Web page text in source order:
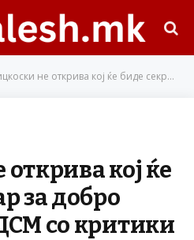
не открива кој ќе биде секретар за добро владеење, СДСМ со критики
кој ќе
за добро
со критики